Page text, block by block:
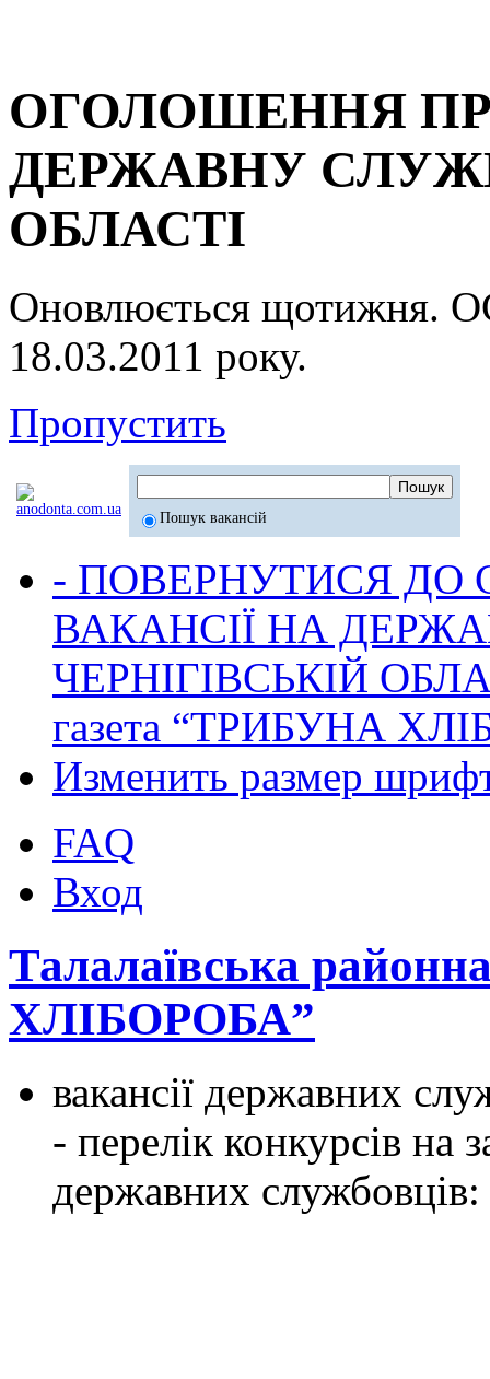
ОГОЛОШЕННЯ
ДЕРЖАВНУ
ОБЛАСТІ
Оновлюється
18.03.2011 року.
Пропустить
Пошук вакансій
- ПОВЕРНУТИСЯ ДО
ВАКАНСІЇ НА
ЧЕРНІГІВСЬКІЙ
газета “ТРИБУНА
Изменить размер
FAQ
Вход
Талалаївська
ХЛІБОРОБА”
вакансії державних
- перелік конкурсів на
державних службовців: